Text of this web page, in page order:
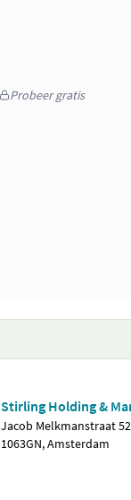
Probeer gratis
Stirling Holding &
Jacob Melkmanstraat 52
1063GN, Amsterdam